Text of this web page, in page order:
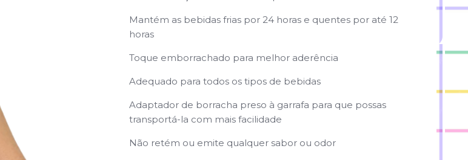
Mantém as bebidas frias por 24 horas e quentes por até 12
horas
Toque emborrachado para melhor aderência
Adequado para todos os tipos de bebidas
Adaptador de borracha preso à garrafa para que possas
transportá-la com mais facilidade
Não retém ou emite qualquer sabor ou odor